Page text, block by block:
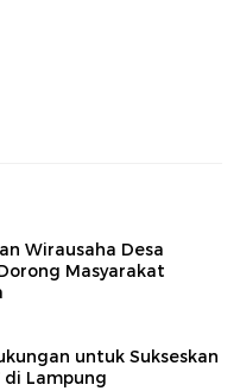
Wirausaha Desa
Masyarakat
untuk Sukseskan
di Lampung